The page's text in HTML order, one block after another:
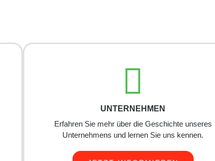
UNTERNEHMEN
Erfahren Sie mehr über die Geschichte unseres
Unternehmens und lernen Sie uns kennen.